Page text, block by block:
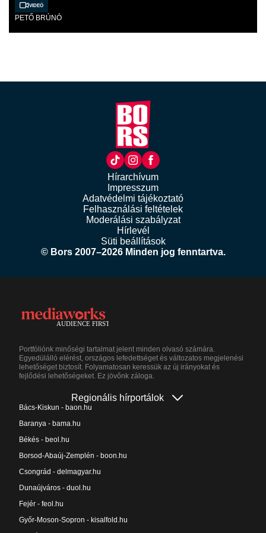
Videó
PETŐ BRÚNÓ
Hírarchívum
Impresszum
Adatvédelmi tájékoztató
Felhasználási feltételek
Moderálási szabályzat
Hírlevél
Süti beállítások
© Bors 2007–2026 Minden jog fenntartva.
Portfóliónk minőségi tartalmat jelent minden olvasó számára.
Egyedülálló elérést, országos lefedettséget és változatos megjelenési
lehetőséget biztosít. Folyamatosan keressük az új irányokat és
fejlődési lehetőségeket. Ez jövőnk záloga.
Regionális hírportálok
Bács-Kiskun - baon.hu
Baranya - bama.hu
Békés - beol.hu
Borsod-Abaúj-Zemplén - boon.hu
Csongrád - delmagyar.hu
Dunaújváros - duol.hu
Fejér - feol.hu
Győr-Moson-Sopron - kisalfold.hu